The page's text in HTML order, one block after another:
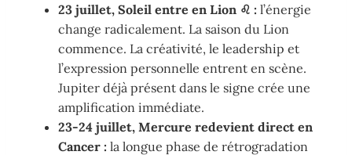
23 juillet, Soleil entre en Lion ♌ : l’énergie
change radicalement. La saison du Lion
commence. La créativité, le leadership et
l’expression personnelle entrent en scène.
Jupiter déjà présent dans le signe crée une
amplification immédiate.
23-24 juillet, Mercure redevient direct en
Cancer : la longue phase de rétrogradation